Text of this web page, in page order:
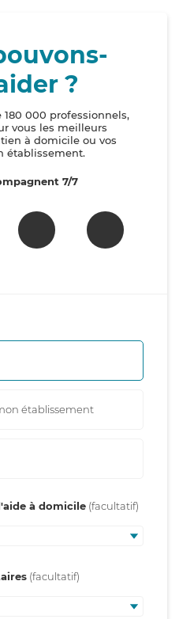
?
000 professionnels,
vous les meilleurs
à domicile ou vos
établissement.
7/7
établissement
à domicile